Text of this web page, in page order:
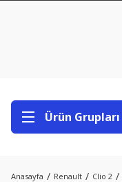
Ürün Grupları
Anasayfa Renault Clio 2